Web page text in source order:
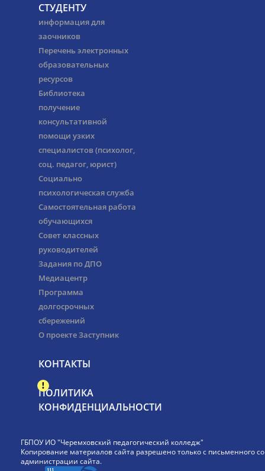
СТУДЕНТУ
информация для
заочников
Перечень электронных
образовательных
ресурсов
Библиотека
получение
консультативной
помощи узких
специалистов (психолог,
соц. педагог, юрист)
Социально
психологическая служба
Самостоятельная работа
обучающихся
Совет классных
руководителей
Задания по ДПО
Медиацентр
Программа
долгосрочных
сбережений
О проекте Заступник
КОНТАКТЫ
ПОЛИТИКА
КОНФИДЕНЦИАЛЬНОСТИ
ГБПОУ ИО "Черемховский педагогический колледж"
Копирование материалов сайта разрешено только с письменного
администрации сайта.